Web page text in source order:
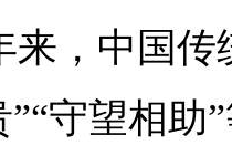
来，中国传
”“守望相助